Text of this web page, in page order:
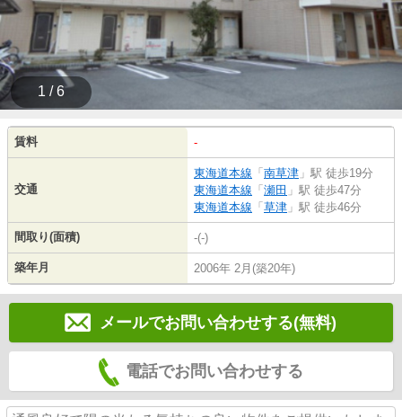
1 / 6
賃料 -
交通
東海道本線 「 南草津 」駅 徒歩19分
東海道本線 「 瀬田 」駅 徒歩47分
東海道本線 「 草津 」駅 徒歩46分
間取り(面積) -(-)
築年月 2006年 2月(築20年)
メールでお問い合わせする(無料)
電話でお問い合わせする